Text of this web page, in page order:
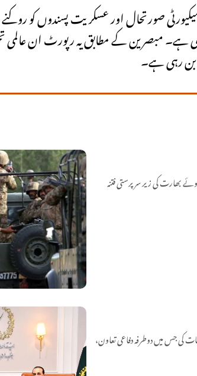
صورتحال اور عسکریت پسندوں کو
ہے۔ مبصرین کے مطابق یہ رپورٹ ان عالمی
بن رہی ہے۔
ہوئے بھارت کی زیر سرپرستی فتنہ
کی جس میں دوطرفہ دفاعی تعاون،